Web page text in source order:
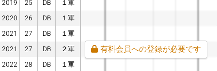
2019
25 DB
１軍
2020
26 DB
１軍
2021
27 DB
１軍
2021
27 DB
２軍
2022
28 DB
１軍
有料会員への登録が必要です